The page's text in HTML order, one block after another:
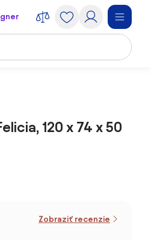
120 x 74 x 50
Zobraziť recenzie